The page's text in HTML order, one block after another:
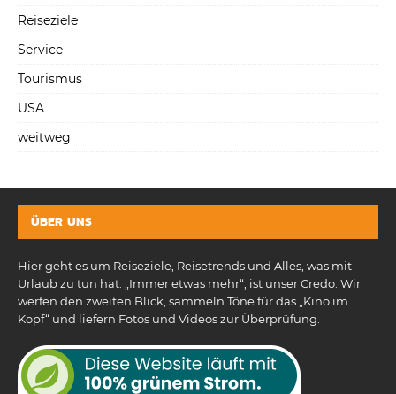
Reiseziele
Service
Tourismus
USA
weitweg
ÜBER UNS
Hier geht es um Reiseziele, Reisetrends und Alles, was mit
Urlaub zu tun hat. „Immer etwas mehr“, ist unser Credo. Wir
werfen den zweiten Blick, sammeln Töne für das „Kino im
Kopf“ und liefern Fotos und Videos zur Überprüfung.